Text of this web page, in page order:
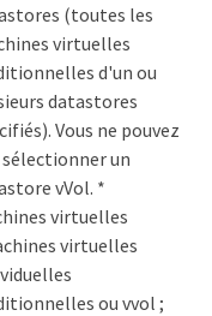
(toutes les
virtuelles
d'un ou
datastores
Vous ne pouvez
sélectionner un
vVol. *
virtuelles
virtuelles
ou vvol ;